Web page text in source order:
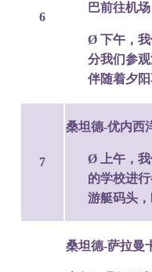
6
巴前往机
Ø 下午，我
分我们参
伴随着夕
7
桑坦德-优内西
Ø 上午，
的学校进
游艇码头
桑坦德-萨拉曼